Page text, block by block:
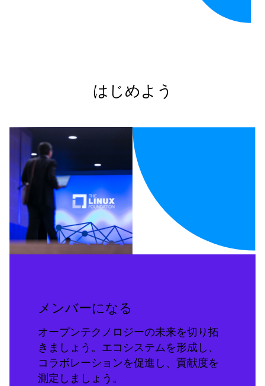
はじめよう
メンバーになる
オープンテクノロジーの未来を切り拓
きましょう。エコシステムを形成し、
コラボレーションを促進し、貢献度を
測定しましょう。